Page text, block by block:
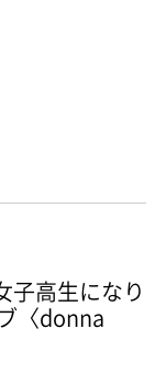
子高生になり
〈donna